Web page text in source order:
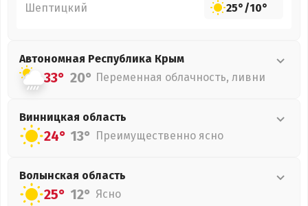
Шептицкий 25°/10°
Автономная Республика Крым
33° 20° Переменная облачность, ливни
Винницкая область
24° 13° Преимущественно ясно
Волынская область
25° 12° Ясно